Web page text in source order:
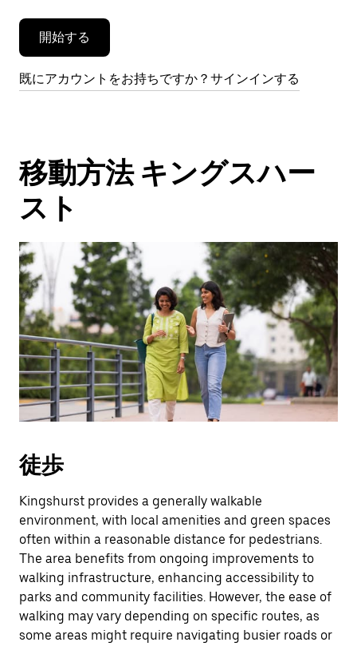
開始する
既にアカウントをお持ちですか？サインインする
移動方法 キングスハー
スト
徒歩
Kingshurst provides a generally walkable
environment, with local amenities and green spaces
often within a reasonable distance for pedestrians.
The area benefits from ongoing improvements to
walking infrastructure, enhancing accessibility to
parks and community facilities. However, the ease of
walking may vary depending on specific routes, as
some areas might require navigating busier roads or